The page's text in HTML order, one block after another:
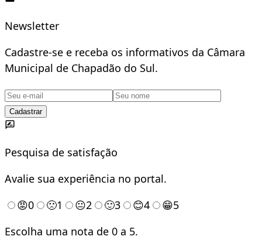
Newsletter
Cadastre-se e receba os informativos da Câmara
Municipal de Chapadão do Sul.
Cadastrar
Pesquisa de satisfação
Avalie sua experiência no portal.
😡0 🙁1 😐2 🙂3 😊4 😁5
Escolha uma nota de 0 a 5.